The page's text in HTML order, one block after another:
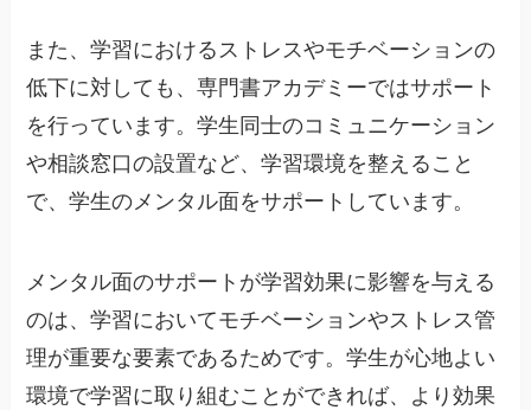
また、学習におけるストレスやモチベーションの
低下に対しても、専門書アカデミーではサポート
を行っています。学生同士のコミュニケーション
や相談窓口の設置など、学習環境を整えること
で、学生のメンタル面をサポートしています。
メンタル面のサポートが学習効果に影響を与える
のは、学習においてモチベーションやストレス管
理が重要な要素であるためです。学生が心地よい
環境で学習に取り組むことができれば、より効果